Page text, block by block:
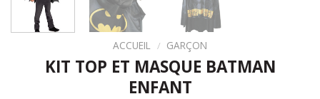
ACCUEIL / GARÇON
KIT TOP ET MASQUE BATMAN
ENFANT